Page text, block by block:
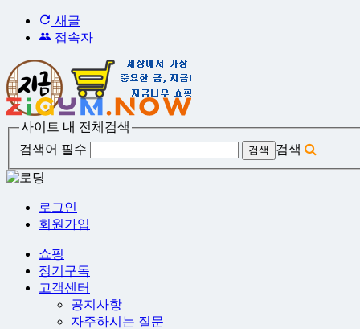
새글
접속자
사이트 내 전체검색
검색어 필수
검색
로그인
회원가입
쇼핑
정기구독
고객센터
공지사항
자주하시는 질문